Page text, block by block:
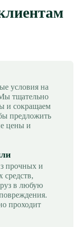
условия на
тщательно
и сокращаем
предложить
цены и
прочных и
средств,
в любую
проходит